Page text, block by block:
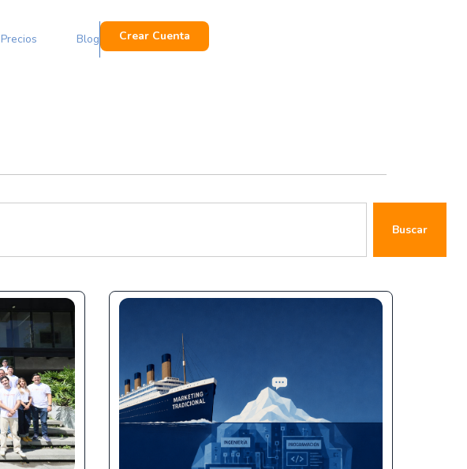
Precios Blog Crear Cuenta
Buscar